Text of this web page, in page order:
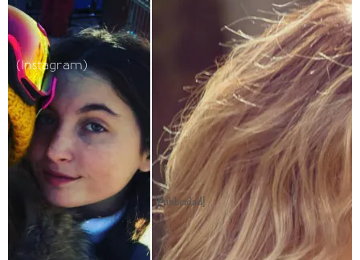
(Instagram)
[Publicidad]